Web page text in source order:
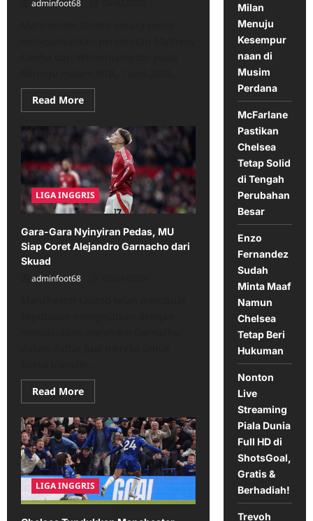
adminfoot68
Read MoreRead
more
Resmi!
Matheus
Cunha
Jadi
Rekrutan
Pertama
Manchester
United
di
Musim
Panas
2025
LIGA INGGRIS
Gara-Gara Nyinyiran Pedas, MU
Siap Coret Alejandro Garnacho dari
Skuad
adminfoot68
Read MoreRead
more
Gara-
Gara
Nyinyiran
Pedas,
MU
Siap
Coret
Alejandro
Garnacho
dari
Skuad
LIGA INGGRIS
Milan
Menuju
Kesempur
naan di
Musim
Perdana
McFarlane
Pastikan
Chelsea
Tetap Solid
di Tengah
Perubahan
Besar
Enzo
Fernandez
Sudah
Minta Maaf
Namun
Chelsea
Tetap Beri
Hukuman
Nonton
Live
Streaming
Piala Dunia
Full HD di
ShotsGoal,
Gratis &
Berhadiah!
Trevoh